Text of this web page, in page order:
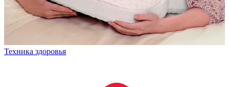
Техника здоровья